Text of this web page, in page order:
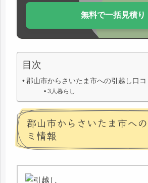
無料で一括見積り
目次
郡山市からさいたま市への引越し口コ
3人暮らし
郡山市からさいたま市へ
ミ情報